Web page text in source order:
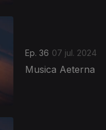
Ep. 36 07 jul. 2024
Musica Aeterna